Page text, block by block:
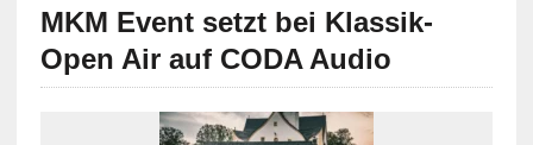
MKM Event setzt bei Klassik-
Open Air auf CODA Audio